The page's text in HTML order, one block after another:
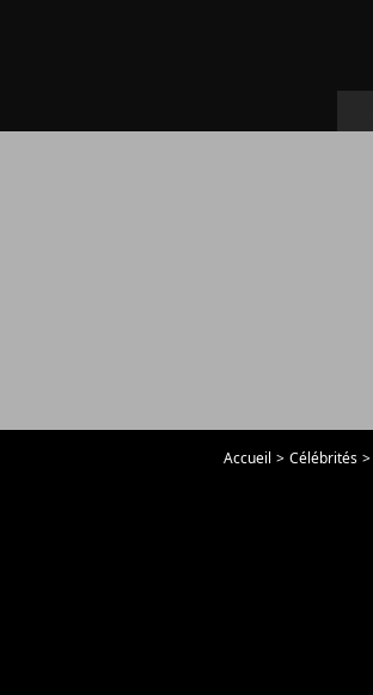
Accueil Célébrités